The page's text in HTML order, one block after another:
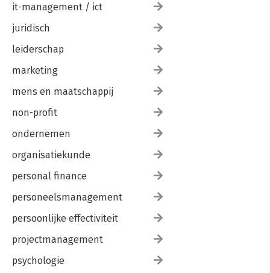
it-management / ict
juridisch
leiderschap
marketing
mens en maatschappij
non-profit
ondernemen
organisatiekunde
personal finance
personeelsmanagement
persoonlijke effectiviteit
projectmanagement
psychologie